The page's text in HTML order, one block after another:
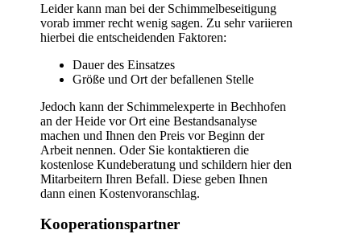
Leider kann man bei der Schimmelbeseitigung
vorab immer recht wenig sagen. Zu sehr variieren
hierbei die entscheidenden Faktoren:
Dauer des Einsatzes
Größe und Ort der befallenen Stelle
Jedoch kann der Schimmelexperte in Bechhofen
an der Heide vor Ort eine Bestandsanalyse
machen und Ihnen den Preis vor Beginn der
Arbeit nennen. Oder Sie kontaktieren die
kostenlose Kundeberatung und schildern hier den
Mitarbeitern Ihren Befall. Diese geben Ihnen
dann einen Kostenvoranschlag.
Kooperationspartner